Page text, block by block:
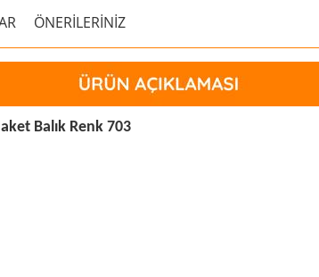
ÖNERİLERİNİZ
Balık Renk 703